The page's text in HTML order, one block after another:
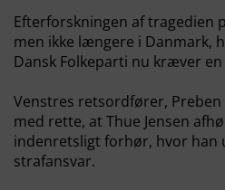
Efterforskningen af tragedien
men ikke længere i Danmark,
Dansk Folkeparti nu kræver
Venstres retsordfører, Preben
med rette, at Thue Jensen
indenretsligt forhør, hvor han
strafansvar.